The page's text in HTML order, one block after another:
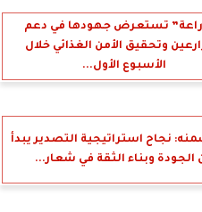
تستعرض جهودها في دعم
وتحقيق الأمن الغذائي خلال
الأسبوع الأول...
نجاح استراتيجية التصدير يبدأ
الجودة وبناء الثقة في شعار...